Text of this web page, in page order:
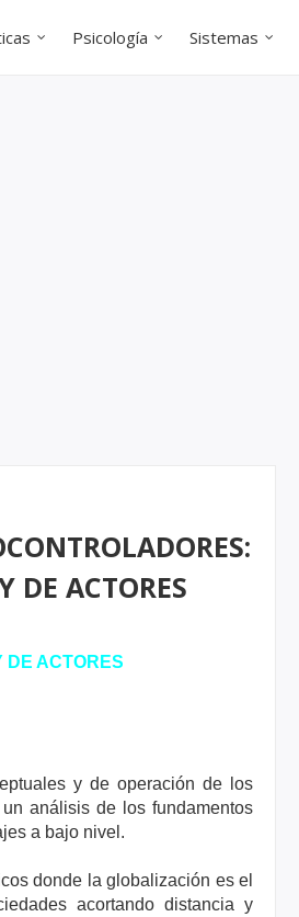
Psicología Sistemas
DE ACTORES
DE ACTORES
y de operación de los
análisis de los fundamentos
a bajo nivel.
donde la globalización es el
acortando distancia y